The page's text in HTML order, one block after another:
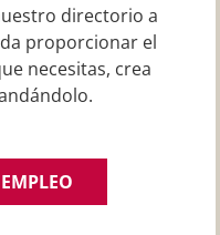
directorio a
proporcionar el
necesitas, crea